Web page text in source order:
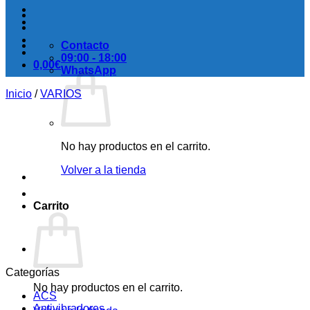
0,00€
No hay productos en el carrito.
Volver a la tienda
Carrito
No hay productos en el carrito.
Contacto
09:00 - 18:00
WhatsApp
Inicio / VARIOS
Categorías
ACS